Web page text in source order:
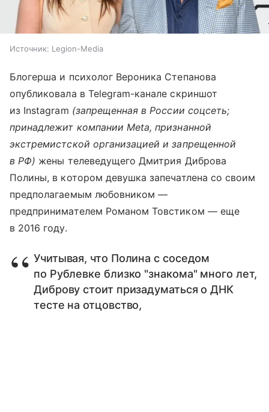
Источник: Legion-Media
Блогерша и психолог Вероника Степанова
опубликовала в Telegram-канале скриншот
из Instagram (запрещенная в России соцсеть;
принадлежит компании Meta, признанной
экстремистской организацией и запрещенной
в РФ) жены телеведущего Дмитрия Диброва
Полины, в котором девушка запечатлена со своим
предполагаемым любовником —
предпринимателем Романом Товстиком — еще
в 2016 году.
Учитывая, что Полина с соседом
по Рублевке близко "знакома" много лет,
Диброву стоит призадуматься о ДНК
тесте на отцовство,